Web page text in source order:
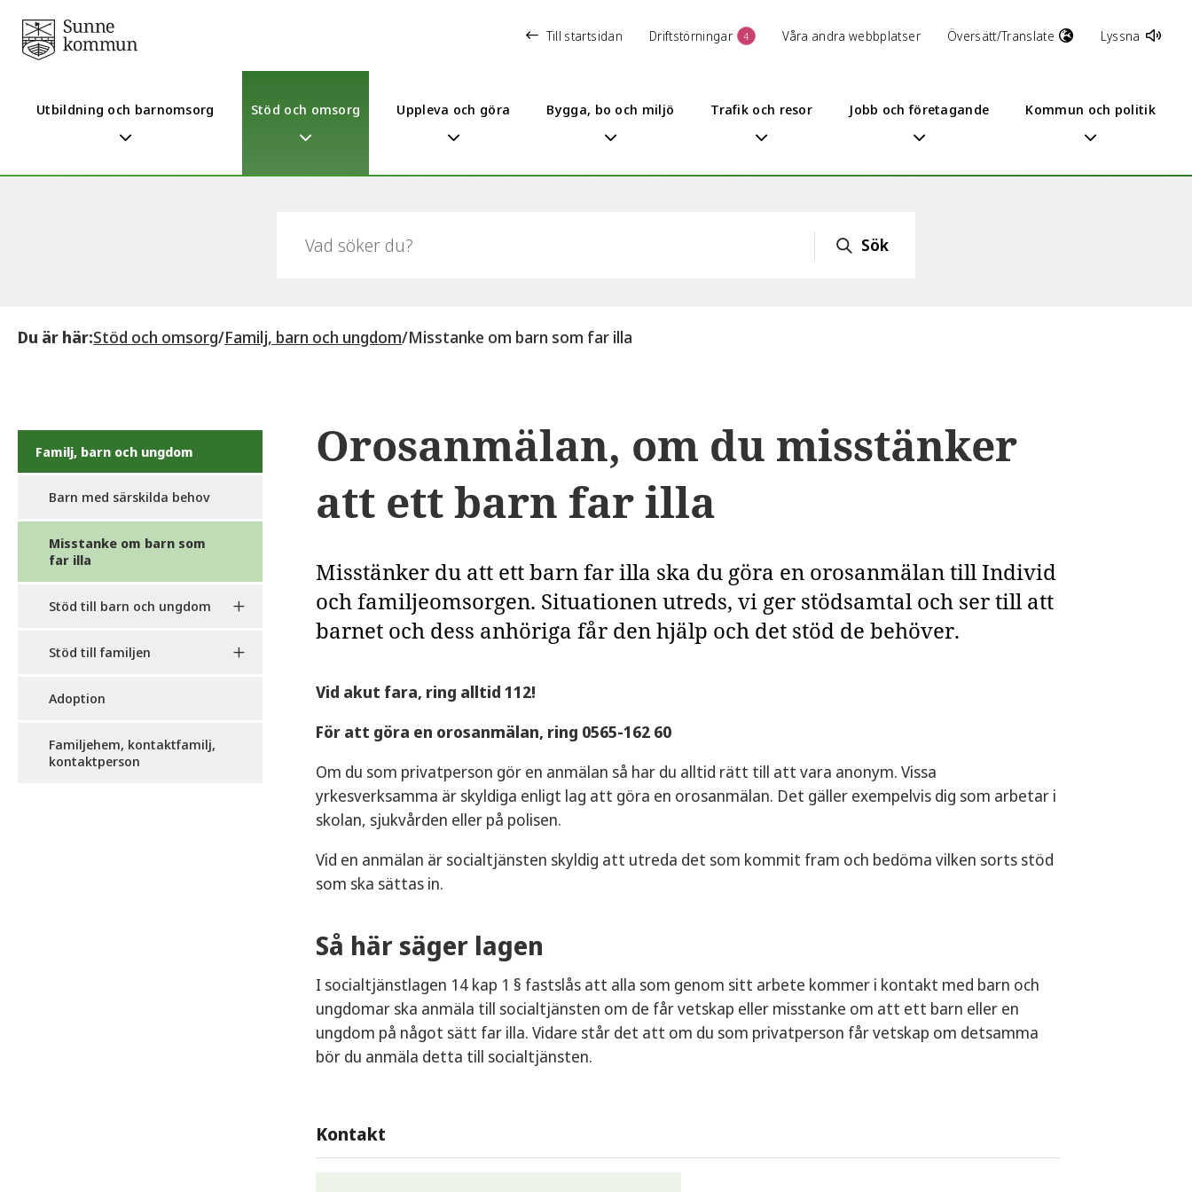
Till startsidan Driftstörningar 4 Våra andra webbplatser Översätt/Translate Lyssna
Utbildning och barnomsorg Stöd och omsorg Uppleva och göra Bygga, bo och miljö Trafik och resor Jobb och företagande Kommun och politik
Sök
Du är här:Stöd och omsorg/Familj, barn och ungdom/Misstanke om barn som far illa
Familj, barn och ungdom
Barn med särskilda behov
Misstanke om barn som
far illa
Stöd till barn och ungdom
Stöd till familjen
Adoption
Familjehem, kontaktfamilj,
kontaktperson
Orosanmälan, om du misstänker
att ett barn far illa
Misstänker du att ett barn far illa ska du göra en orosanmälan till Individ
och familjeomsorgen. Situationen utreds, vi ger stödsamtal och ser till att
barnet och dess anhöriga får den hjälp och det stöd de behöver.
Vid akut fara, ring alltid 112!
För att göra en orosanmälan, ring 0565-162 60
Om du som privatperson gör en anmälan så har du alltid rätt till att vara anonym. Vissa
yrkesverksamma är skyldiga enligt lag att göra en orosanmälan. Det gäller exempelvis dig som arbetar i
skolan, sjukvården eller på polisen.
Vid en anmälan är socialtjänsten skyldig att utreda det som kommit fram och bedöma vilken sorts stöd
som ska sättas in.
Så här säger lagen
I socialtjänstlagen 14 kap 1 § fastslås att alla som genom sitt arbete kommer i kontakt med barn och
ungdomar ska anmäla till socialtjänsten om de får vetskap eller misstanke om att ett barn eller en
ungdom på något sätt far illa. Vidare står det att om du som privatperson får vetskap om detsamma
bör du anmäla detta till socialtjänsten.
Kontakt